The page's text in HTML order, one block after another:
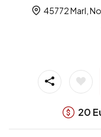
45772 Marl,
20